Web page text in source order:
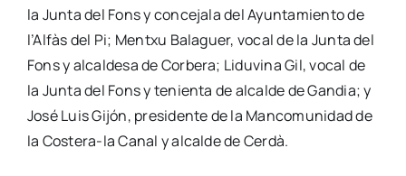
la Jun­ta del Fons y con­ce­ja­la del Ayun­ta­mien­to de
l’Al­fàs del Pi; Mentxu Bala­guer, vocal de la Jun­ta del
Fons y alcal­de­sa de Cor­be­ra; Lidu­vi­na Gil, vocal de
la Jun­ta del Fons y tenien­ta de alcal­de de Gan­dia; y
José Luis Gijón, pre­si­den­te de la Man­co­mu­ni­dad de
la Cos­­te­­ra-la Canal y alcal­de de Cer­dà.